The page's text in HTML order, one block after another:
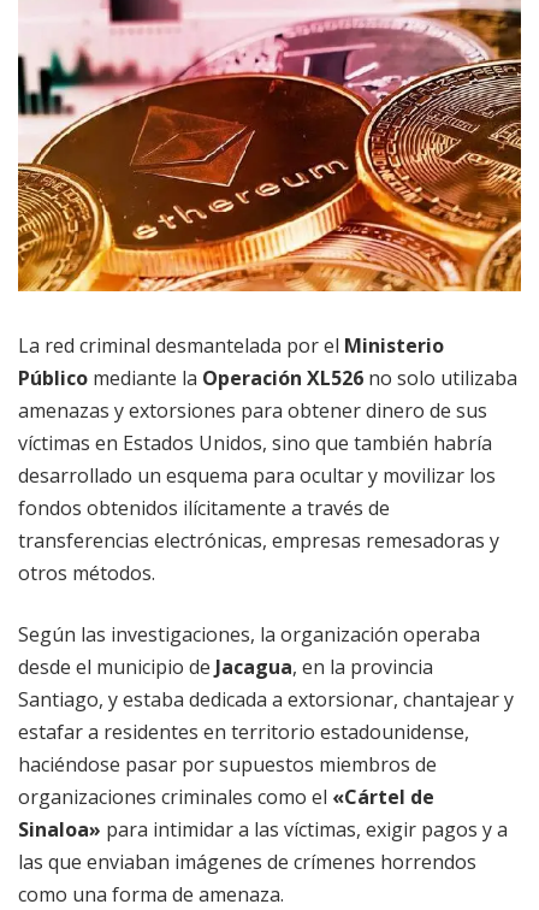
La red criminal desmantelada por el Ministerio
Público mediante la Operación XL526 no solo utilizaba
amenazas y extorsiones para obtener dinero de sus
víctimas en Estados Unidos, sino que también habría
desarrollado un esquema para ocultar y movilizar los
fondos obtenidos ilícitamente a través de
transferencias electrónicas, empresas remesadoras y
otros métodos.
Según las investigaciones, la organización operaba
desde el municipio de Jacagua, en la provincia
Santiago, y estaba dedicada a extorsionar, chantajear y
estafar a residentes en territorio estadounidense,
haciéndose pasar por supuestos miembros de
organizaciones criminales como el «Cártel de
Sinaloa» para intimidar a las víctimas, exigir pagos y a
las que enviaban imágenes de crímenes horrendos
como una forma de amenaza.